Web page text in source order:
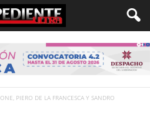
PIERO DE LA FRANCESCA Y SANDRO